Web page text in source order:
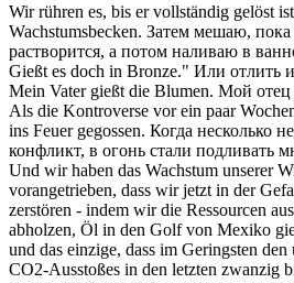
Wir rühren es, bis er vollständig gelöst
Wachstumsbecken. Затем мешаю, пока
растворится, а потом наливаю в
Gießt es doch in Bronze." Или отлить
Mein Vater gießt die Blumen. Мой отец
Als die Kontroverse vor ein paar
ins Feuer gegossen. Когда несколько
конфликт, в огонь стали подливать
Und wir haben das Wachstum unserer
vorangetrieben, dass wir jetzt in der
zerstören - indem wir die Ressourcen
abholzen, Öl in den Golf von Mexiko
und das einzige, dass im Geringsten
CO2-Ausstoßes in den letzten zwanzig